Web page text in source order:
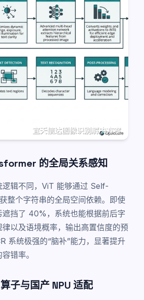
的全局关系感知
逻辑不同，ViT 能够通过 Self-
整个字符串的全局空间依赖。即使
遮挡了 40%，系统也能根据前后字
以及语境概率，输出高置信度的预
系统极强的“脑补”能力，显著提升
错率。
子与国产 NPU 适配